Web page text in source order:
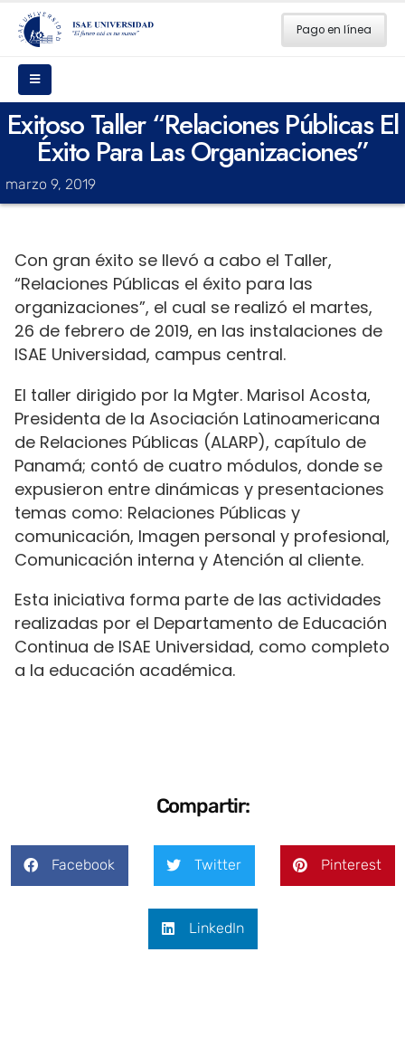
Pago en línea
Exitoso Taller “Relaciones Públicas El
Éxito Para Las Organizaciones”
marzo 9, 2019
Con gran éxito se llevó a cabo el Taller,
“Relaciones Públicas el éxito para las
organizaciones”, el cual se realizó el martes,
26 de febrero de 2019, en las instalaciones de
ISAE Universidad, campus central.
El taller dirigido por la Mgter. Marisol Acosta,
Presidenta de la Asociación Latinoamericana
de Relaciones Públicas (ALARP), capítulo de
Panamá; contó de cuatro módulos, donde se
expusieron entre dinámicas y presentaciones
temas como: Relaciones Públicas y
comunicación, Imagen personal y profesional,
Comunicación interna y Atención al cliente.
Esta iniciativa forma parte de las actividades
realizadas por el Departamento de Educación
Continua de ISAE Universidad, como completo
a la educación académica.
Compartir:
Facebook Twitter Pinterest
LinkedIn